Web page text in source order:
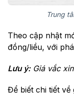
Trung
Theo cập nhật
đồng/liều, với
Lưu ý:Giá vắc
Để biết chi tiết về